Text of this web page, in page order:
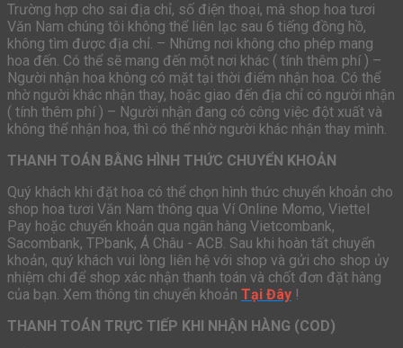
Trường hợp cho sai địa chỉ, số điện thoại, mà shop hoa tươi
Văn Nam chúng tôi không thể liên lạc sau 6 tiếng đồng hồ,
không tìm được địa chỉ. – Những nơi không cho phép mang
hoa đến. Có thể sẽ mang đến một nơi khác ( tính thêm phí ) –
Người nhận hoa không có mặt tại thời điểm nhận hoa. Có thể
nhờ người khác nhận thay, hoặc giao đến địa chỉ có người nhận
( tính thêm phí ) – Người nhận đang có công việc đột xuất và
không thể nhận hoa, thì có thể nhờ người khác nhận thay mình.
THANH TOÁN BẰNG HÌNH THỨC CHUYỂN KHOẢN
Quý khách khi đặt hoa có thể chọn hình thức chuyển khoản cho
shop hoa tươi Văn Nam thông qua Ví Online Momo, Viettel
Pay hoặc chuyển khoản qua ngân hàng Vietcombank,
Sacombank, TPbank, Á Châu - ACB. Sau khi hoàn tất chuyển
khoản, quý khách vui lòng liên hệ với shop và gửi cho shop ủy
nhiệm chi để shop xác nhận thanh toán và chốt đơn đặt hàng
của bạn. Xem thông tin chuyển khoản Tại Đây !
THANH TOÁN TRỰC TIẾP KHI NHẬN HÀNG (COD)